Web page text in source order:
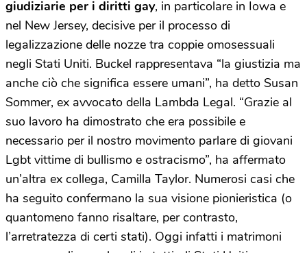
giudiziarie per i diritti gay, in particolare in Iowa e
nel New Jersey, decisive per il processo di
legalizzazione delle nozze tra coppie omosessuali
negli Stati Uniti. Buckel rappresentava “la giustizia ma
anche ciò che significa essere umani”, ha detto Susan
Sommer, ex avvocato della Lambda Legal. “Grazie al
suo lavoro ha dimostrato che era possibile e
necessario per il nostro movimento parlare di giovani
Lgbt vittime di bullismo e ostracismo”, ha affermato
un’altra ex collega, Camilla Taylor. Numerosi casi che
ha seguito confermano la sua visione pionieristica (o
quantomeno fanno risaltare, per contrasto,
l’arretratezza di certi stati). Oggi infatti i matrimoni